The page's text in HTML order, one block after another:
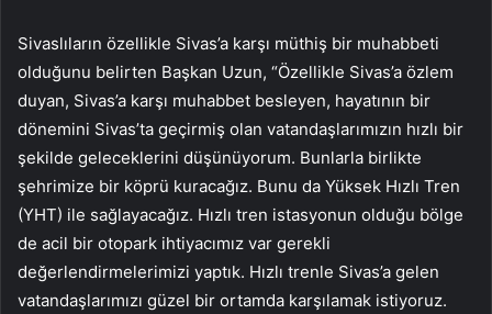
Sivaslıların özellikle Sivas’a karşı müthiş bir muhabbeti
olduğunu belirten Başkan Uzun, “Özellikle Sivas’a özlem
duyan, Sivas’a karşı muhabbet besleyen, hayatının bir
dönemini Sivas’ta geçirmiş olan vatandaşlarımızın hızlı bir
şekilde geleceklerini düşünüyorum. Bunlarla birlikte
şehrimize bir köprü kuracağız. Bunu da Yüksek Hızlı Tren
(YHT) ile sağlayacağız. Hızlı tren istasyonun olduğu bölge
de acil bir otopark ihtiyacımız var gerekli
değerlendirmelerimizi yaptık. Hızlı trenle Sivas’a gelen
vatandaşlarımızı güzel bir ortamda karşılamak istiyoruz.